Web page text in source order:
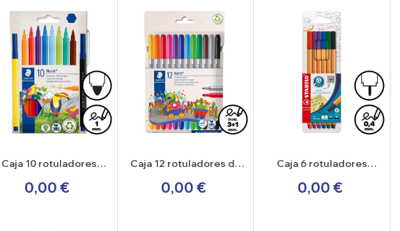
Caja 10 rotuladores
0,00 €
Caja 12 rotuladores de
Noris 320
0,00 €
Caja 6 rotuladores
0,00 €